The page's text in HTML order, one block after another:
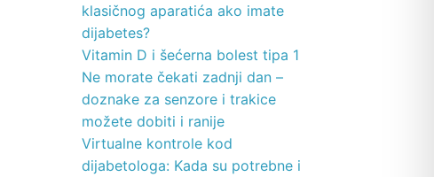
klasičnog aparatića ako imate
dijabetes?
Vitamin D i šećerna bolest tipa 1
Ne morate čekati zadnji dan –
doznake za senzore i trakice
možete dobiti i ranije
Virtualne kontrole kod
dijabetologa: Kada su potrebne i